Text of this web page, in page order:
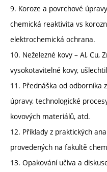
9. Koroze a povrchové
chemická reaktivita vs
elektrochemická ochrana.
10. Neželezné kovy – Al, Cu,
vysokotavitelné kovy,
11. Přednáška od odborníka
úpravy, technologické
kovových materiálů, atd.
12. Příklady z praktických
provedených na fakultě
13. Opakování učiva a